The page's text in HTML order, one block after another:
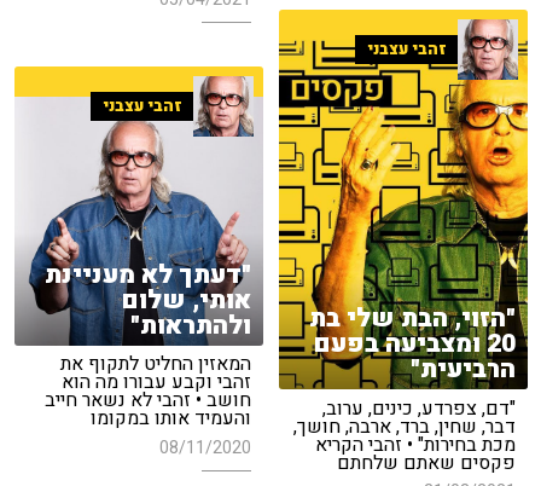
זהבי עצבני
"הזוי, הבת שלי בת
20 ומצביעה בפעם
הרביעית"
"דם, צפרדע, כינים, ערוב,
דבר, שחין, ברד, ארבה, חושך,
מכת בחירות" • זהבי הקריא
פקסים שאתם שלחתם
זהבי עצבני
"דעתך לא מעניינת
אותי, שלום
ולהתראות"
המאזין החליט לתקוף את
זהבי וקבע עבורו מה הוא
חושב • זהבי לא נשאר חייב
והעמיד אותו במקומו
08/11/2020